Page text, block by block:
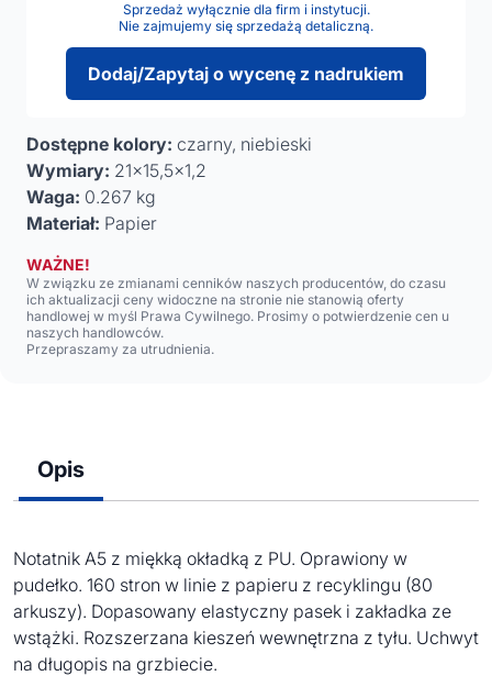
Sprzedaż wyłącznie dla firm i instytucji.
Nie zajmujemy się sprzedażą detaliczną.
Dodaj/Zapytaj o wycenę z nadrukiem
Dostępne kolory: czarny, niebieski
Wymiary: 21x15,5x1,2
Waga: 0.267 kg
Materiał: Papier
WAŻNE!
W związku ze zmianami cenników naszych producentów, do czasu
ich aktualizacji ceny widoczne na stronie nie stanowią oferty
handlowej w myśl Prawa Cywilnego. Prosimy o potwierdzenie cen u
naszych handlowców.
Przepraszamy za utrudnienia.
Opis
Notatnik A5 z miękką okładką z PU. Oprawiony w
pudełko. 160 stron w linie z papieru z recyklingu (80
arkuszy). Dopasowany elastyczny pasek i zakładka ze
wstążki. Rozszerzana kieszeń wewnętrzna z tyłu. Uchwyt
na długopis na grzbiecie.